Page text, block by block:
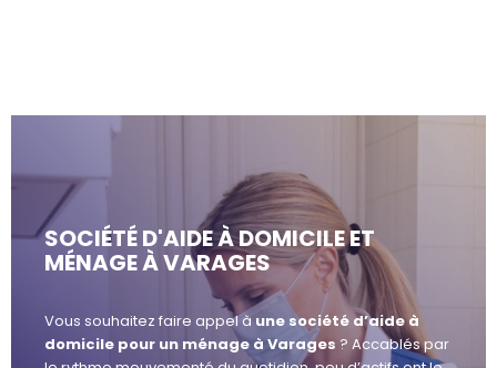
SOCIÉTÉ D'AIDE À DOMICILE ET
MÉNAGE À VARAGES
Vous souhaitez faire appel à une société d’aide à
domicile pour un ménage à Varages ? Accablés par